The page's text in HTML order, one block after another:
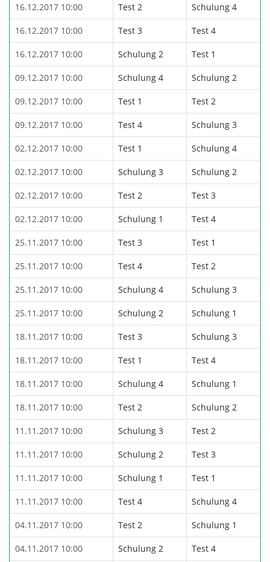
16.12.2017 10:00 Test 2 Schulung 4
16.12.2017 10:00 Test 3 Test 4
16.12.2017 10:00 Schulung 2 Test 1
09.12.2017 10:00 Schulung 4 Schulung 2
09.12.2017 10:00 Test 1 Test 2
09.12.2017 10:00 Test 4 Schulung 3
02.12.2017 10:00 Test 1 Schulung 4
02.12.2017 10:00 Schulung 3 Schulung 2
02.12.2017 10:00 Test 2 Test 3
02.12.2017 10:00 Schulung 1 Test 4
25.11.2017 10:00 Test 3 Test 1
25.11.2017 10:00 Test 4 Test 2
25.11.2017 10:00 Schulung 4 Schulung 3
25.11.2017 10:00 Schulung 2 Schulung 1
18.11.2017 10:00 Test 3 Schulung 3
18.11.2017 10:00 Test 1 Test 4
18.11.2017 10:00 Schulung 4 Schulung 1
18.11.2017 10:00 Test 2 Schulung 2
11.11.2017 10:00 Schulung 3 Test 2
11.11.2017 10:00 Schulung 2 Test 3
11.11.2017 10:00 Schulung 1 Test 1
11.11.2017 10:00 Test 4 Schulung 4
04.11.2017 10:00 Test 2 Schulung 1
04.11.2017 10:00 Schulung 2 Test 4